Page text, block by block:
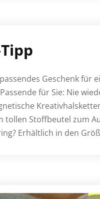
Geschenk für
für Sie: Nie
tollen Stoffbeutel zum
Erhältlich in den